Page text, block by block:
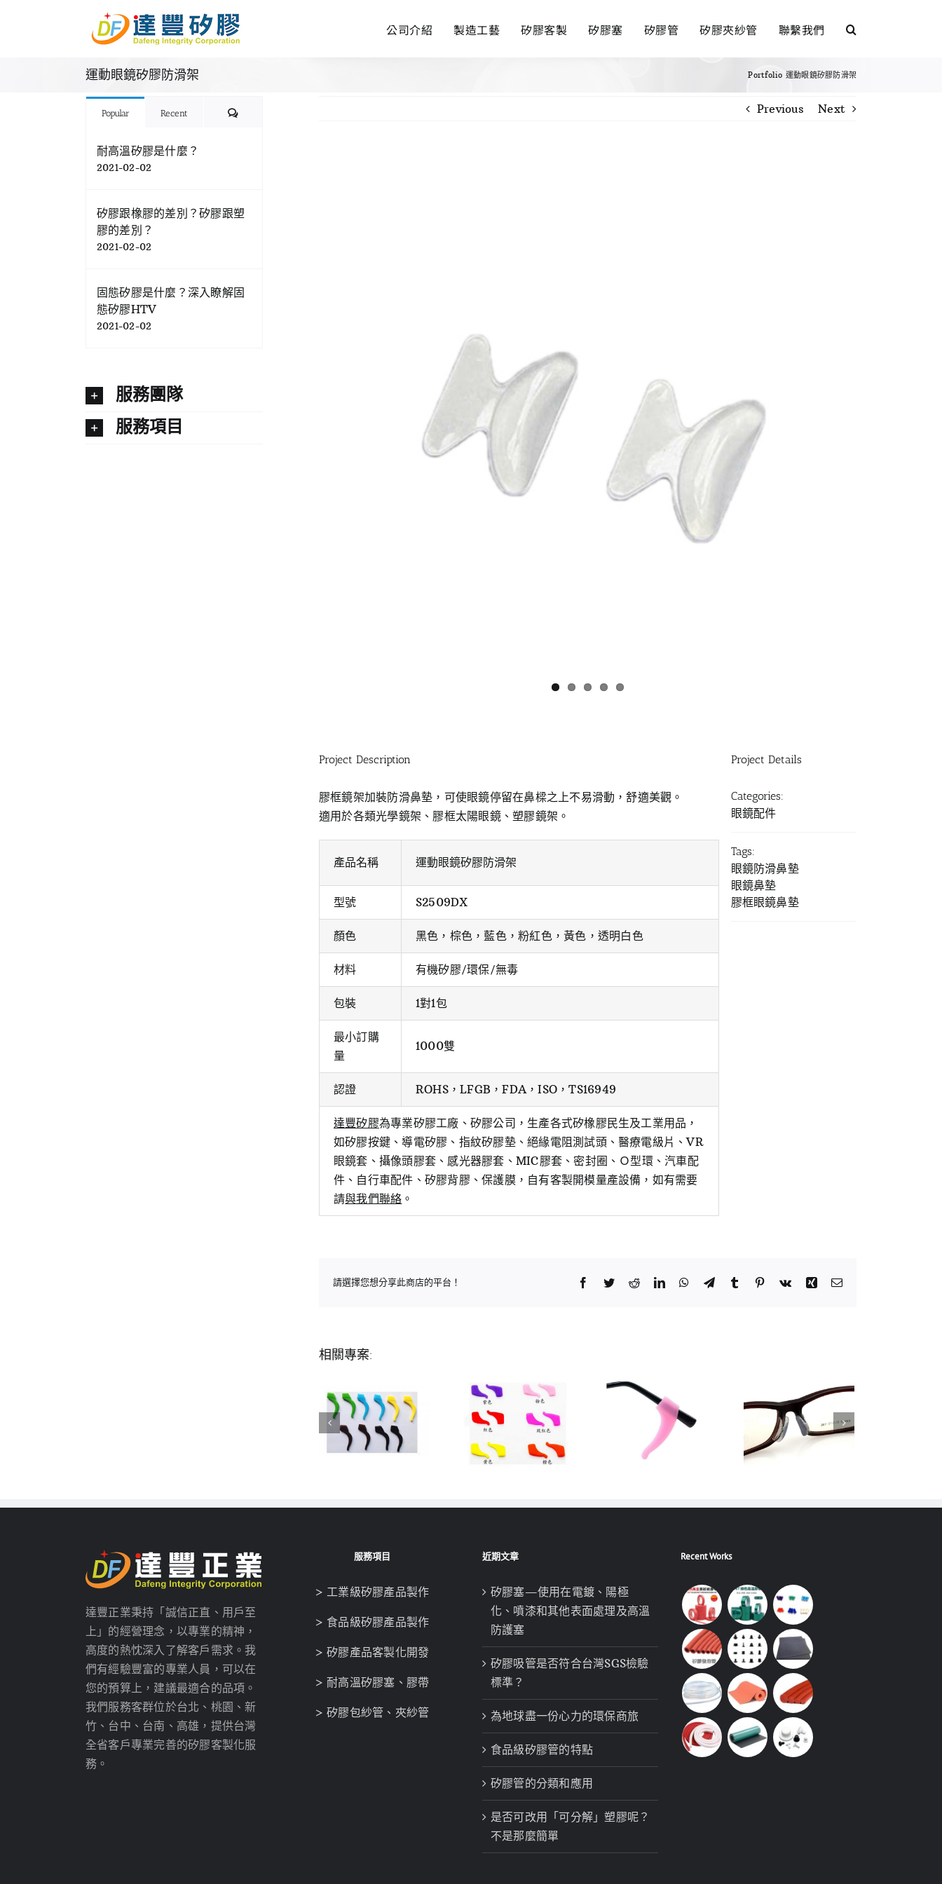
公司介紹 製造工藝 矽膠客製 矽膠塞 矽膠管 矽膠夾紗管 聯繫我們
運動眼鏡矽膠防滑架 Portfolio 運動眼鏡矽膠防滑架
Previous Next
Project Description
膠框鏡架加裝防滑鼻墊，可使眼鏡停留在鼻樑之上不易滑動，舒適美觀。
適用於各類光學鏡架、膠框太陽眼鏡、塑膠鏡架。
產品名稱 運動眼鏡矽膠防滑架
型號 S2509DX
顏色 黑色，棕色，藍色，粉紅色，黃色，透明白色
材料 有機矽膠/環保/無毒
包裝 1對1包
最小訂購
量
1000雙
認證 ROHS，LFGB，FDA，ISO，TS16949
達豐矽膠為專業矽膠工廠、矽膠公司，生產各式矽橡膠民生及工業用品，
如矽膠按鍵、導電矽膠、指紋矽膠墊、絕緣電阻測試頭、醫療電級片、VR
眼鏡套、攝像頭膠套、感光器膠套、MIC膠套、密封圈、Ｏ型環、汽車配
件、自行車配件、矽膠背膠、保護膜，自有客製開模量產設備，如有需要
請與我們聯絡 。
Project Details
Categories:
眼鏡配件
Tags:
眼鏡防滑鼻墊
眼鏡鼻墊
膠框眼鏡鼻墊
請選擇您想分享此商店的平台！ Facebook
TwitterRedditLinkedInWhatsApp
TelegramTumblr Pinterest
Vk Xing Email:
相關專案:
Popular Recent Comments
耐高溫矽膠是什麼？
2021-02-02
矽膠跟橡膠的差別？矽膠跟塑
膠的差別？
2021-02-02
固態矽膠是什麼？深入瞭解固
態矽膠HTV
2021-02-02
服務團隊
服務項目
達豐正業秉持「誠信正直、用戶至
上」的經營理念，以專業的精神，
高度的熱忱深入了解客戶需求。我
們有經驗豐富的專業人員，可以在
您的預算上，建議最適合的品項。
我們服務客群位於台北、桃園、新
竹、台中、台南、高雄，提供台灣
全省客戶專業完善的矽膠客製化服
務。
服務項目
> 工業級矽膠產品製作
> 食品級矽膠產品製作
> 矽膠產品客製化開發
> 耐高溫矽膠塞、膠帶
> 矽膠包紗管、夾紗管
近期文章
矽膠塞—使用在電鍍、陽極
化、噴漆和其他表面處理及高溫
防護塞
矽膠吸管是否符合台灣SGS檢驗
標準？
為地球盡一份心力的環保商旅
食品級矽膠管的特點
矽膠管的分類和應用
是否可改用「可分解」塑膠呢？
不是那麼簡單
Recent Works